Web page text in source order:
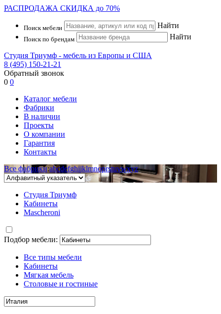
РАСПРОДАЖА СКИДКА до 70%
Поиск мебели Найти
Поиск по брендам Найти
Студия Триумф - мебель из Европы и США
8 (495) 150-21-21
Обратный звонок
0 0
Каталог мебели
Фабрики
В наличии
Проекты
О компании
Гарантия
Контакты
Все фабрики:abcdefghijklmnoprstuvwxyz
Студия Триумф
Кабинеты
Mascheroni
Подбор мебели:
Все типы мебели
Кабинеты
Мягкая мебель
Столовые и гостиные